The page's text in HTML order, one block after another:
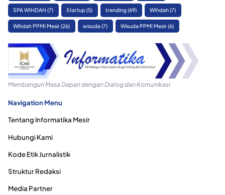
SPA WIHDAH (7) Startup(5) trending (69) WIhdah(7)
Wihdah PPMI Mesir(26) wisuda(7) Wisuda PPMI Mesir(6)
Membangun Masa Depan dengan Dialog dan Komunikasi
Navigation Menu
Tentang Informatika Mesir
Hubungi Kami
Kode Etik Jurnalistik
Struktur Redaksi
Media Partner